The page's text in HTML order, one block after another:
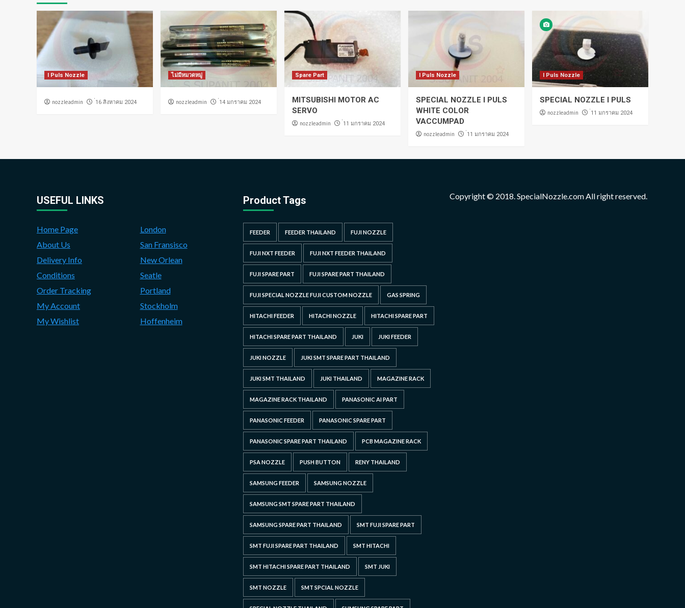
I Puls Nozzle
nozzleadmin ่16 สิงหาคม 2024
ไม่มีหมวดหมู่
nozzleadmin ่14 มกราคม 2024
Spare Part
MITSUBISHI MOTOR AC
SERVO
nozzleadmin ่11 มกราคม 2024
I Puls Nozzle
SPECIAL NOZZLE I PULS
WHITE COLOR
VACCUMPAD
nozzleadmin ่11 มกราคม 2024
I Puls Nozzle
SPECIAL NOZZLE I PULS
nozzleadmin ่11 มกราคม 2024
USEFUL LINKS
Home Page
About Us
Delivery Info
Conditions
Order Tracking
My Account
My Wishlist
London
San Fransisco
New Orlean
Seatle
Portland
Stockholm
Hoffenheim
Product Tags
FEEDER FEEDER THAILAND FUJI NOZZLE
FUJI NXT FEEDER FUJI NXT FEEDER THAILAND
FUJI SPARE PART FUJI SPARE PART THAILAND
FUJI SPECIAL NOZZLE FUJI CUSTOM NOZZLE GAS SPRING
HITACHI FEEDER HITACHI NOZZLE HITACHI SPARE PART
HITACHI SPARE PART THAILAND JUKI JUKI FEEDER
JUKI NOZZLE JUKI SMT SPARE PART THAILAND
JUKI SMT THAILAND JUKI THAILAND MAGAZINE RACK
MAGAZINE RACK THAILAND PANASONIC AI PART
PANASONIC FEEDER PANASONIC SPARE PART
PANASONIC SPARE PART THAILAND PCB MAGAZINE RACK
PSA NOZZLE PUSH BUTTON RENY THAILAND
SAMSUNG FEEDER SAMSUNG NOZZLE
SAMSUNG SMT SPARE PART THAILAND
SAMSUNG SPARE PART THAILAND SMT FUJI SPARE PART
SMT FUJI SPARE PART THAILAND SMT HITACHI
SMT HITACHI SPARE PART THAILAND SMT JUKI
SMT NOZZLE SMT SPCIAL NOZZLE
Copyright © 2018. SpecialNozzle.com All right reserved.